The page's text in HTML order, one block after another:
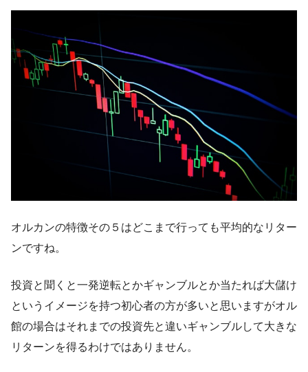
オルカンの特徴その５はどこまで行っても平均的なリター
ンですね。
投資と聞くと一発逆転とかギャンブルとか当たれば大儲け
というイメージを持つ初心者の方が多いと思いますがオル
館の場合はそれまでの投資先と違いギャンブルして大きな
リターンを得るわけではありません。